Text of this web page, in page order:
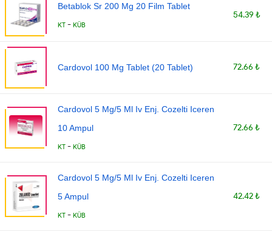
Betablok Sr 200 Mg 20 Film Tablet
KT - KÜB
54.39 ₺
Cardovol 100 Mg Tablet (20 Tablet) 72.66 ₺
Cardovol 5 Mg/5 Ml Iv Enj. Cozelti Iceren
10 Ampul
KT - KÜB
72.66 ₺
Cardovol 5 Mg/5 Ml Iv Enj. Cozelti Iceren
5 Ampul
KT - KÜB
42.42 ₺